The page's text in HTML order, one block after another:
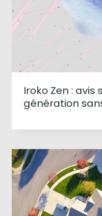
Iroko Zen : avis
génération